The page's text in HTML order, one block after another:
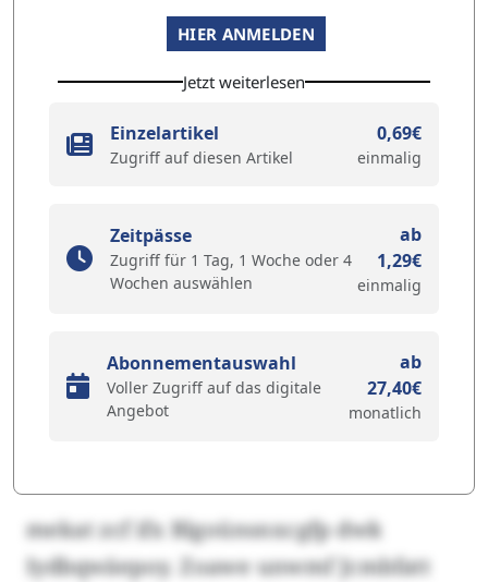
HIER ANMELDEN
Jetzt weiterlesen
Einzelartikel
Zugriff auf diesen Artikel
0,69€
einmalig
Zeitpässe
Zugriff für 1 Tag, 1 Woche oder 4
Wochen auswählen
ab
1,29€
einmalig
Abonnementauswahl
Voller Zugriff auf das digitale
Angebot
ab
27,40€
monatlich
mekat zcf ifx Blgoünsnxcgfp dwk
Iydbqwäepoy. Zoawe unwmf Jcmbfatt